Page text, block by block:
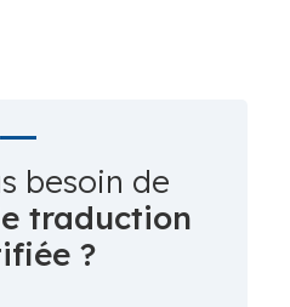
besoin de
traduction
?